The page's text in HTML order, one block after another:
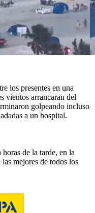
los presentes en una
vientos arrancaran del
golpeando incluso
a un hospital.
de la tarde, en la
mejores de todos los